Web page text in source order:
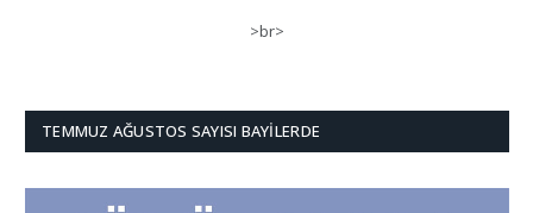
>br>
TEMMUZ AĞUSTOS SAYISI BAYILERDE